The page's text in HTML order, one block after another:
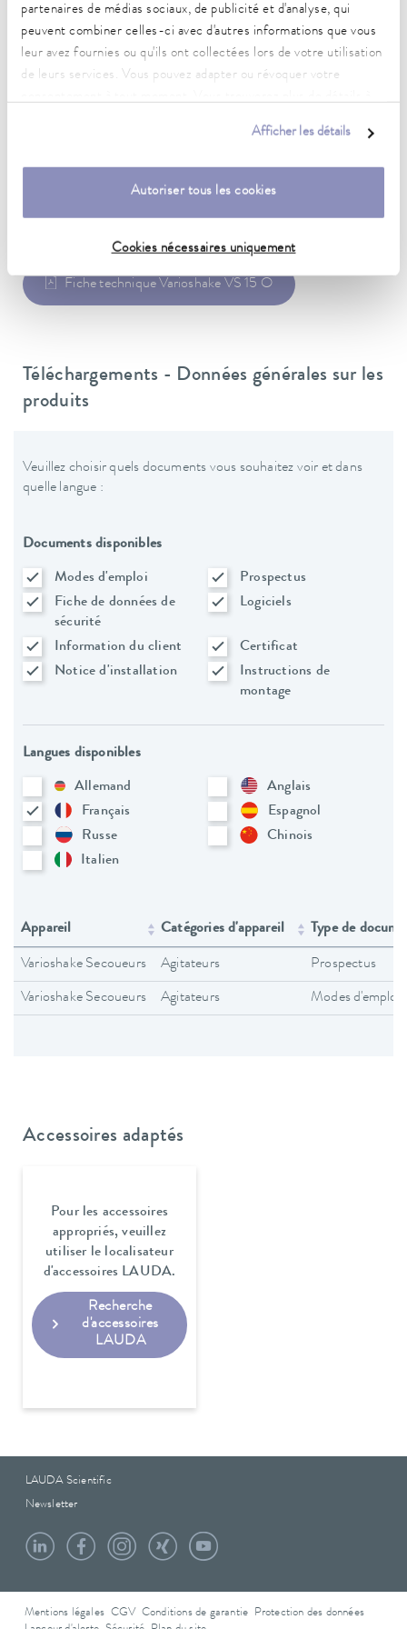
partenaires de médias sociaux, de publicité et d'analyse, qui
peuvent combiner celles-ci avec d'autres informations que vous
leur avez fournies ou qu'ils ont collectées lors de votre utilisation
de leurs services. Vous pouvez adapter ou révoquer votre
Afficher les détails
Autoriser tous les cookies
Cookies nécessaires uniquement
Fiche d'alimentation
Câble secteur avec fiche (NBR 14136)
Fiche de données
Fiche technique Varioshake VS 15 O
Téléchargements - Données générales sur les
produits
Veuillez choisir quels documents vous souhaitez voir et dans
quelle langue :
Documents disponibles
Modes d'emploi
Prospectus
Fiche de données de
sécurité
Logiciels
Information du client
Certificat
Notice d'installation
Instructions de
montage
Langues disponibles
Allemand
Anglais
Français
Espagnol
Russe
Chinois
Italien
Appareil Catégories d'appareil Type de
Varioshake Secoueurs Agitateurs Prospectus
Varioshake Secoueurs Agitateurs Modes d'emploi
Accessoires adaptés
Pour les accessoires
appropriés, veuillez
utiliser le localisateur
d'accessoires LAUDA.
Recherche
d'accessoires
LAUDA
LAUDA Scientific
Newsletter
Mentions légales CGV Conditions de garantie
Protection des données